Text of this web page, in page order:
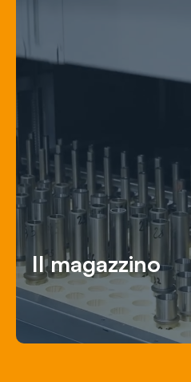
Il magazzino